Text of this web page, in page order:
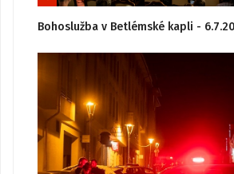
Bohoslužba v Betlémské kapli -